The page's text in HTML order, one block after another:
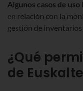
Algunos casos de
en relación con la
gestión de
¿Qué
de